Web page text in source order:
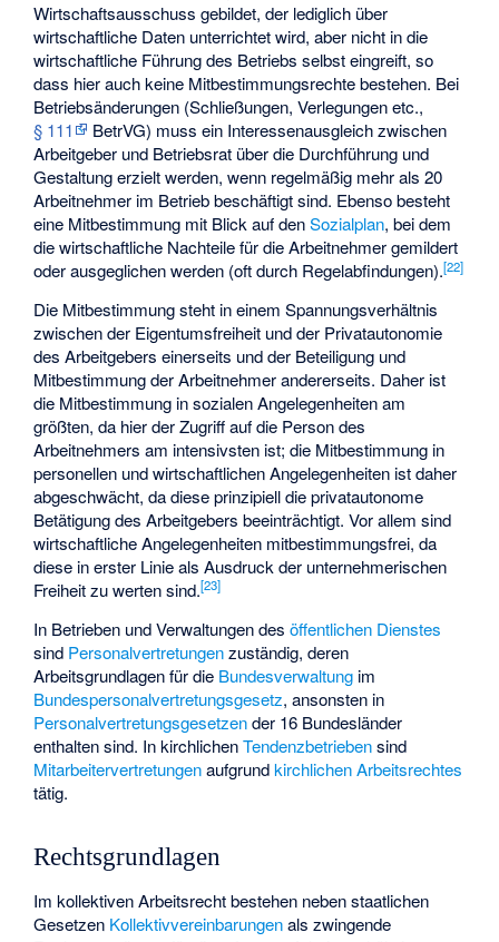
Wirtschaftsausschuss gebildet, der lediglich über
wirtschaftliche Daten unterrichtet wird, aber nicht in die
wirtschaftliche Führung des Betriebs selbst eingreift, so
dass hier auch keine Mitbestimmungsrechte bestehen. Bei
Betriebsänderungen (Schließungen, Verlegungen etc.,
§ 111
BetrVG) muss ein Interessenausgleich zwischen
Arbeitgeber und Betriebsrat über die Durchführung und
Gestaltung erzielt werden, wenn regelmäßig mehr als 20
Arbeitnehmer im Betrieb beschäftigt sind. Ebenso besteht
eine Mitbestimmung mit Blick auf denSozialplan, bei dem
die wirtschaftliche Nachteile für die Arbeitnehmer gemildert
oder ausgeglichen werden (oft durch Regelabfindungen).[22]
Die Mitbestimmung steht in einem Spannungsverhältnis
zwischen der Eigentumsfreiheit und der Privatautonomie
des Arbeitgebers einerseits und der Beteiligung und
Mitbestimmung der Arbeitnehmer andererseits. Daher ist
die Mitbestimmung in sozialen Angelegenheiten am
größten, da hier der Zugriff auf die Person des
Arbeitnehmers am intensivsten ist; die Mitbestimmung in
personellen und wirtschaftlichen Angelegenheiten ist daher
abgeschwächt, da diese prinzipiell die privatautonome
Betätigung des Arbeitgebers beeinträchtigt. Vor allem sind
wirtschaftliche Angelegenheiten mitbestimmungsfrei, da
diese in erster Linie als Ausdruck der unternehmerischen
Freiheit zu werten sind.[23]
In Betrieben und Verwaltungen desöffentlichen Dienstes
sind Personalvertretungenzuständig, deren
Arbeitsgrundlagen für die Bundesverwaltung im
Bundespersonalvertretungsgesetz, ansonsten in
Personalvertretungsgesetzender 16 Bundesländer
enthalten sind. In kirchlichenTendenzbetriebensind
Mitarbeitervertretungenaufgrundkirchlichen Arbeitsrechtes
tätig.
Rechtsgrundlagen
Im kollektiven Arbeitsrecht bestehen neben staatlichen
Gesetzen Kollektivvereinbarungenals zwingende